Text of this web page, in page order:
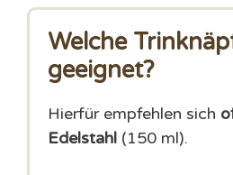
Welche
geeignet?
Hierfür empfehlen sich
Edelstahl (150 ml).